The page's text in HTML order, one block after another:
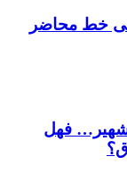
خط محاضر
فهل